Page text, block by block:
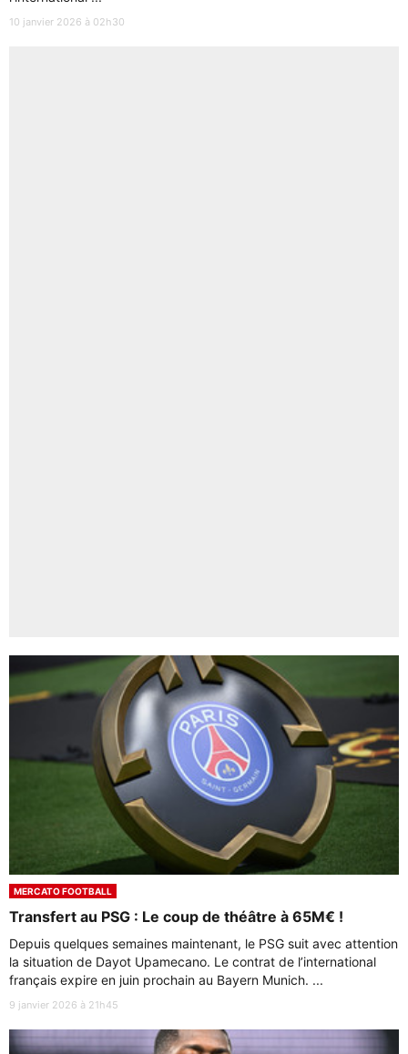
10 janvier 2026 à 02h30
MERCATO FOOTBALL
Transfert au PSG : Le coup de théâtre à 65M€ !
Depuis quelques semaines maintenant, le PSG suit avec attention
la situation de Dayot Upamecano. Le contrat de l’international
français expire en juin prochain au Bayern Munich. ...
9 janvier 2026 à 21h45